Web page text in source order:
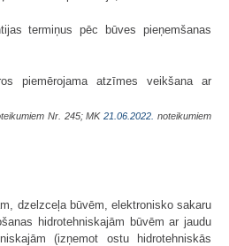
termiņus pēc būves pieņemšanas
piemērojama atzīmes veikšana ar
Nr. 245; MK21.06.2022. noteikumiem
dzelzceļa būvēm, elektronisko sakaru
hidrotehniskajām būvēm ar jaudu
(izņemot ostu hidrotehniskās